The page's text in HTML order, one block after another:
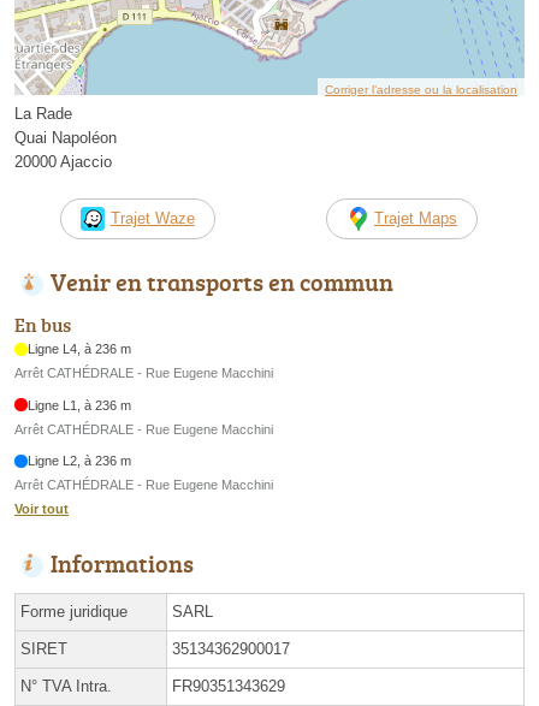
Corriger l’adresse ou la localisation
La Rade
Quai Napoléon
20000 Ajaccio
Trajet Waze Trajet Maps
Venir en transports en commun
En bus
Ligne L4, à 236 m
Arrêt CATHÉDRALE - Rue Eugene Macchini
Ligne L1, à 236 m
Arrêt CATHÉDRALE - Rue Eugene Macchini
Ligne L2, à 236 m
Arrêt CATHÉDRALE - Rue Eugene Macchini
Voir tout
Informations
Forme juridique SARL
SIRET 35134362900017
N° TVA Intra. FR90351343629